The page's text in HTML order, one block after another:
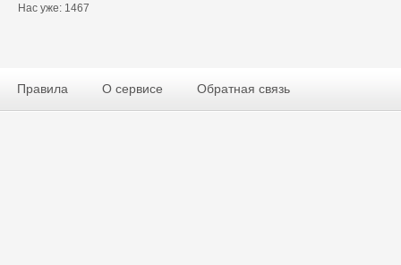
Нас уже: 1467
Правила О сервисе Обратная связь